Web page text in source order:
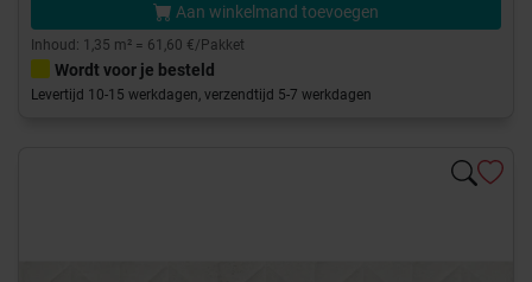
Aan winkelmand toevoegen
Inhoud: 1,35 m² = 61,60 €/Pakket
Wordt voor je besteld
Levertijd 10-15 werkdagen, verzendtijd 5-7 werkdagen